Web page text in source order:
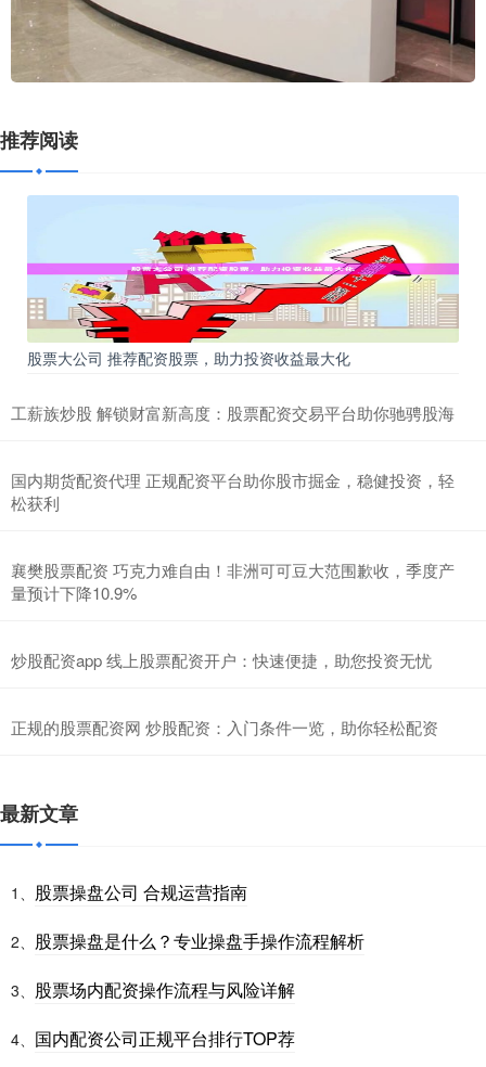
推荐阅读
股票大公司 推荐配资股票，助力投资收益最大化
工薪族炒股 解锁财富新高度：股票配资交易平台助你驰骋股海
国内期货配资代理 正规配资平台助你股市掘金，稳健投资，轻
松获利
襄樊股票配资 巧克力难自由！非洲可可豆大范围歉收，季度产
量预计下降10.9%
炒股配资app 线上股票配资开户：快速便捷，助您投资无忧
正规的股票配资网 炒股配资：入门条件一览，助你轻松配资
最新文章
1、 股票操盘公司 合规运营指南
2、 股票操盘是什么？专业操盘手操作流程解析
3、 股票场内配资操作流程与风险详解
4、 国内配资公司正规平台排行TOP荐